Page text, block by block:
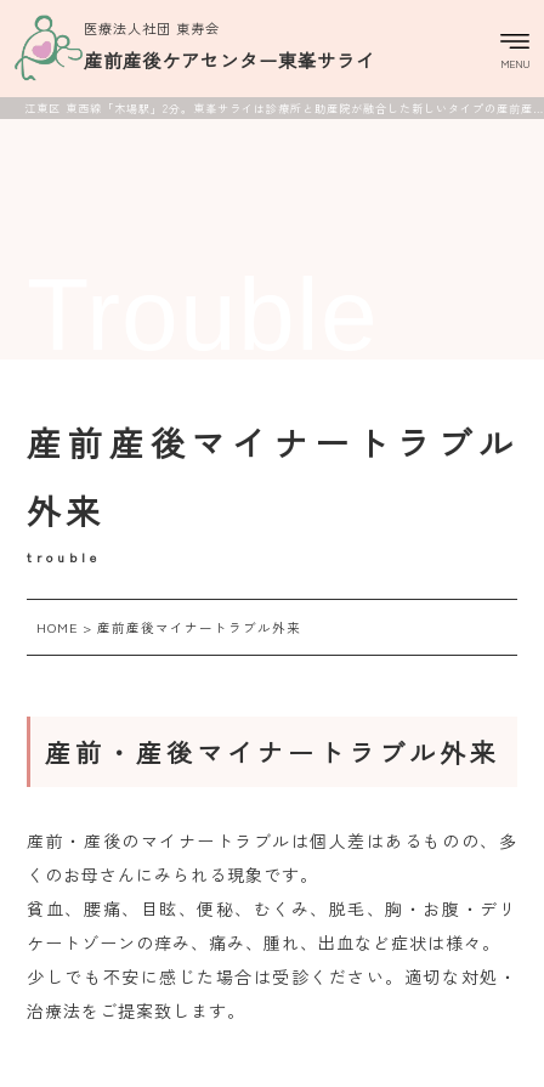
江東区 東西線「木場駅」2分。東峯サライは診療所と助産院が融合した新しいタイプの産前産後ケアセンターです。
医療法人社団 東寿会
産前産後ケアセンター東峯サライ MENU
産前産後マイナートラブル
外来
trouble
HOME >産前産後マイナートラブル外来
産前・産後マイナートラブル外来
産前・産後のマイナートラブルは個人差はあるものの、多
くのお母さんにみられる現象です。
貧血、腰痛、目眩、便秘、むくみ、脱毛、胸・お腹・デリ
ケートゾーンの痒み、痛み、腫れ、出血など症状は様々。
少しでも不安に感じた場合は受診ください。適切な対処・
治療法をご提案致します。